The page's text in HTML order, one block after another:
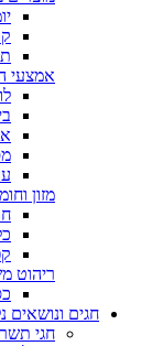
אמצעי
מזון
ריהוט
חגים ונושאים
חגי